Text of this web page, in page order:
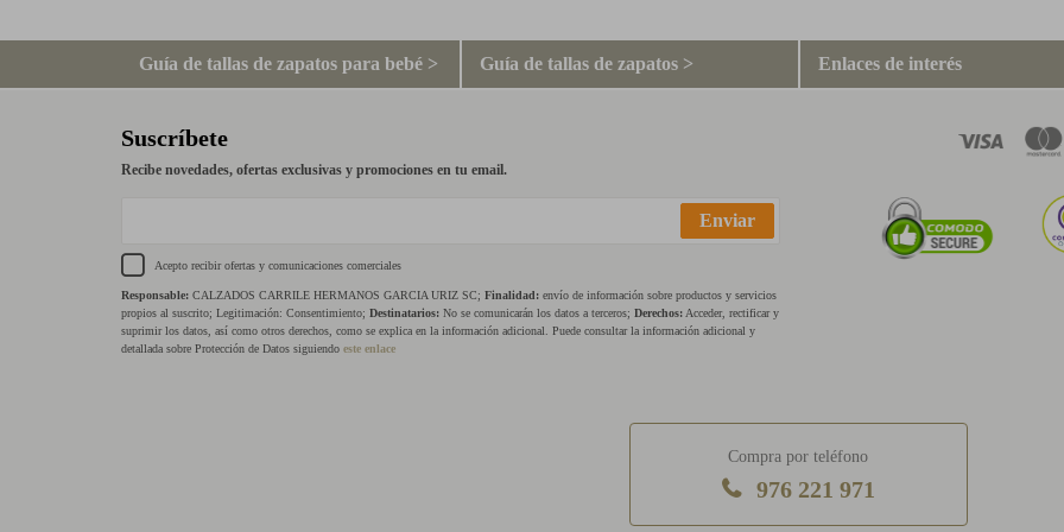
Guía de tallas de zapatos para bebé > Guía de tallas de zapatos > Enlaces de interés
Suscríbete
Recibe novedades, ofertas exclusivas y promociones en tu email.
Enviar
Acepto recibir ofertas y comunicaciones comerciales
Responsable: CALZADOS CARRILE HERMANOS GARCIA URIZ SC; Finalidad: envío de información sobre productos y servicios
propios al suscrito; Legitimación: Consentimiento; Destinatarios: No se comunicarán los datos a terceros; Derechos: Acceder, rectificar y
suprimir los datos, así como otros derechos, como se explica en la información adicional. Puede consultar la información adicional y
detallada sobre Protección de Datos siguiendo este enlace
Compra por teléfono
976 221 971